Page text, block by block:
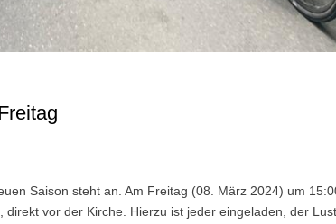
Saison steht an. Am Freitag (08. März 2024) um
direkt vor der Kirche. Hierzu ist jeder eingeladen, der